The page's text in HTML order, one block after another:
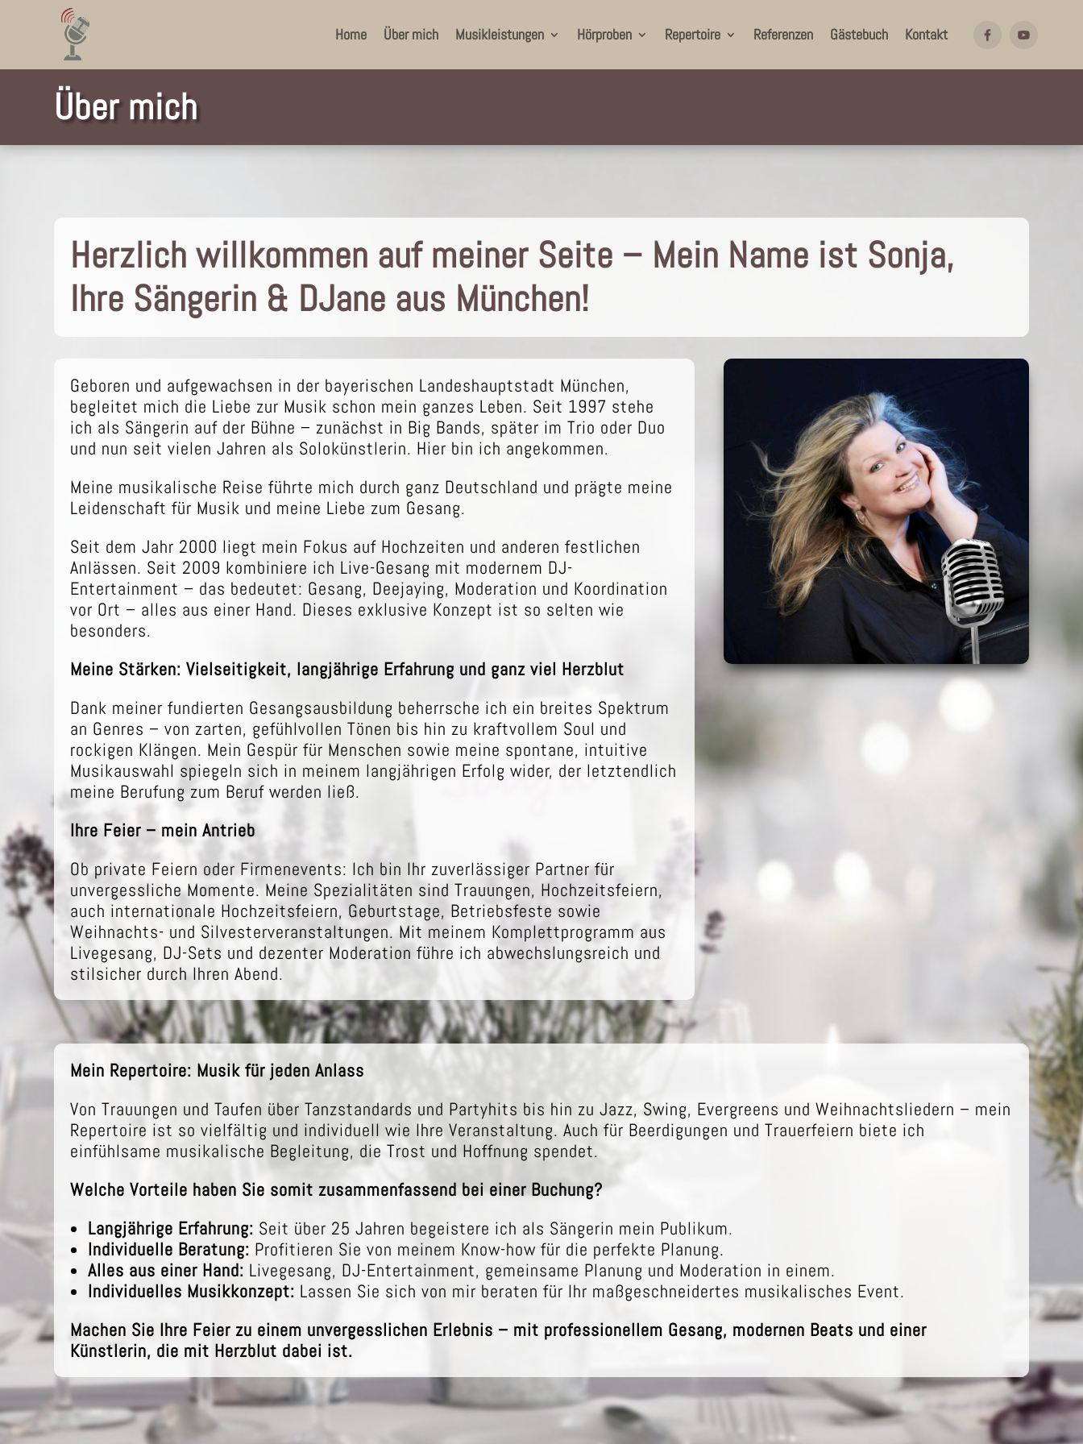
Home Über mich Musikleistungen Hörproben Repertoire Referenzen Gästebuch Kontakt
Über mich
Herzlich willkommen auf meiner Seite – Mein Name ist Sonja,
Ihre Sängerin & DJane aus München!
Geboren und aufgewachsen in der bayerischen Landeshauptstadt München,
begleitet mich die Liebe zur Musik schon mein ganzes Leben. Seit 1997 stehe
ich als Sängerin auf der Bühne – zunächst in Big Bands, später im Trio oder Duo
und nun seit vielen Jahren als Solokünstlerin. Hier bin ich angekommen.
Meine musikalische Reise führte mich durch ganz Deutschland und prägte meine
Leidenschaft für Musik und meine Liebe zum Gesang.
Seit dem Jahr 2000 liegt mein Fokus auf Hochzeiten und anderen festlichen
Anlässen. Seit 2009 kombiniere ich Live-Gesang mit modernem DJ-
Entertainment – das bedeutet: Gesang, Deejaying, Moderation und Koordination
vor Ort – alles aus einer Hand. Dieses exklusive Konzept ist so selten wie
besonders.
Meine Stärken: Vielseitigkeit, langjährige Erfahrung und ganz viel Herzblut
Dank meiner fundierten Gesangsausbildung beherrsche ich ein breites Spektrum
an Genres – von zarten, gefühlvollen Tönen bis hin zu kraftvollem Soul und
rockigen Klängen. Mein Gespür für Menschen sowie meine spontane, intuitive
Musikauswahl spiegeln sich in meinem langjährigen Erfolg wider, der letztendlich
meine Berufung zum Beruf werden ließ.
Ihre Feier – mein Antrieb
Ob private Feiern oder Firmenevents: Ich bin Ihr zuverlässiger Partner für
unvergessliche Momente. Meine Spezialitäten sind Trauungen, Hochzeitsfeiern,
auch internationale Hochzeitsfeiern, Geburtstage, Betriebsfeste sowie
Weihnachts- und Silvesterveranstaltungen. Mit meinem Komplettprogramm aus
Livegesang, DJ-Sets und dezenter Moderation führe ich abwechslungsreich und
stilsicher durch Ihren Abend.
Mein Repertoire: Musik für jeden Anlass
Von Trauungen und Taufen über Tanzstandards und Partyhits bis hin zu Jazz, Swing, Evergreens und Weihnachtsliedern – mein
Repertoire ist so vielfältig und individuell wie Ihre Veranstaltung. Auch für Beerdigungen und Trauerfeiern biete ich
einfühlsame musikalische Begleitung, die Trost und Hoffnung spendet.
Welche Vorteile haben Sie somit zusammenfassend bei einer Buchung?
Langjährige Erfahrung: Seit über 25 Jahren begeistere ich als Sängerin mein Publikum.
Individuelle Beratung: Profitieren Sie von meinem Know-how für die perfekte Planung.
Alles aus einer Hand: Livegesang, DJ-Entertainment, gemeinsame Planung und Moderation in einem.
Individuelles Musikkonzept: Lassen Sie sich von mir beraten für Ihr maßgeschneidertes musikalisches Event.
Machen Sie Ihre Feier zu einem unvergesslichen Erlebnis – mit professionellem Gesang, modernen Beats und einer
Künstlerin, die mit Herzblut dabei ist.